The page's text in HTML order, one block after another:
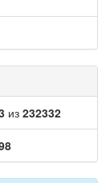
из 232332